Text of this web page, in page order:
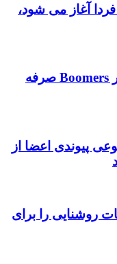
طوفان قهرمانان جهانی 2022 فردا آغاز می شود،
چرا Millennials ها باید دو برابر Boomers صرفه
پیوندی اعضا از
روشنایی را برای